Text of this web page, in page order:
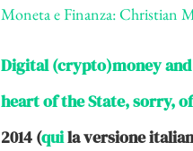
Moneta e Finanza: Christian
Digital (crypto)money
heart of the State, sorry,
2014 (quila versione